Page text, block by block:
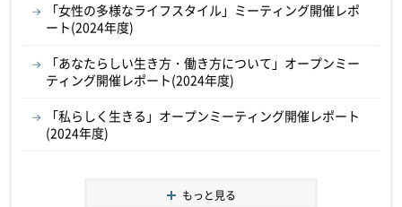
「女性の多様なライフスタイル」ミーティング開催レポ
ート(2024年度)
「あなたらしい生き方・働き方について」オープンミー
ティング開催レポート(2024年度)
「私らしく生きる」オープンミーティング開催レポート
(2024年度)
もっと見る